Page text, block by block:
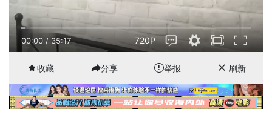
00:00 / 35:17 720P
收藏 分享 举报 刷新